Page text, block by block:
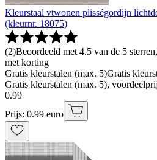
Kleurstaal vtwonen plisségordijn
(kleurnr. 18075)
(2)Beoordeeld met 4.5 van de 5
met korting
Gratis kleurstalen (max. 5)Gratis
Gratis kleurstalen (max. 5),
0.99
Prijs: 0.99 euro